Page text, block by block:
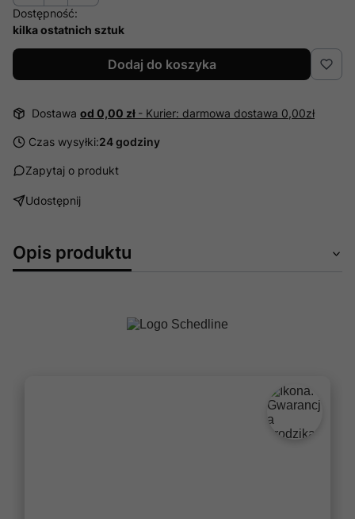
Dostępność:
kilka ostatnich sztuk
Dodaj do koszyka
Dostawa od 0,00 zł - Kurier: darmowa dostawa 0,00zł
Czas wysyłki:24 godziny
Zapytaj o produkt
Udostępnij
Opis produktu